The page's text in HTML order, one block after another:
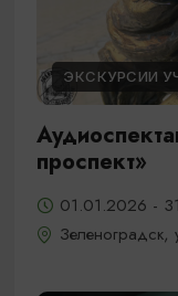
ЭКСКУРСИИ
проспект»
01.01.2026 -
Зеленоградск,